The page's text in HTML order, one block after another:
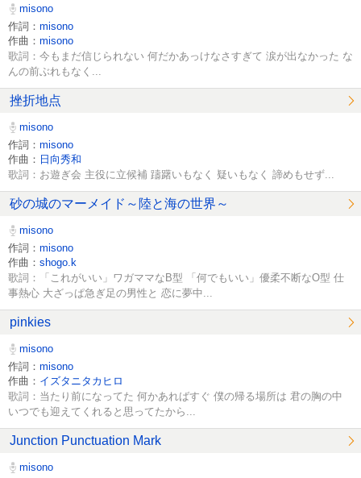
misono
作詞： misono
作曲： misono
歌詞：今もまだ信じられない 何だかあっけなさすぎて 涙が出なかった な
んの前ぶれもなく...
挫折地点
misono
作詞： misono
作曲： 日向秀和
歌詞：お遊ぎ会 主役に立候補 躊躇いもなく 疑いもなく 諦めもせず...
砂の城のマーメイド～陸と海の世界～
misono
作詞： misono
作曲： shogo.k
歌詞：「これがいい」ワガママなB型 「何でもいい」優柔不断なO型 仕
事熱心 大ざっぱ急ぎ足の男性と 恋に夢中...
pinkies
misono
作詞： misono
作曲： イズタニタカヒロ
歌詞：当たり前になってた 何かあればすぐ 僕の帰る場所は 君の胸の中
いつでも迎えてくれると思ってたから...
Junction Punctuation Mark
misono